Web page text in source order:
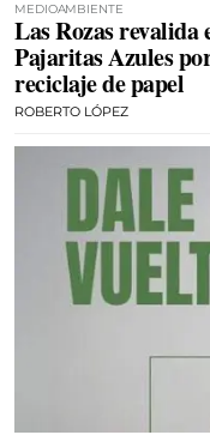
MEDIOAMBIENTE
Las Rozas revalida
Pajaritas Azules
reciclaje de papel
ROBERTO LÓPEZ